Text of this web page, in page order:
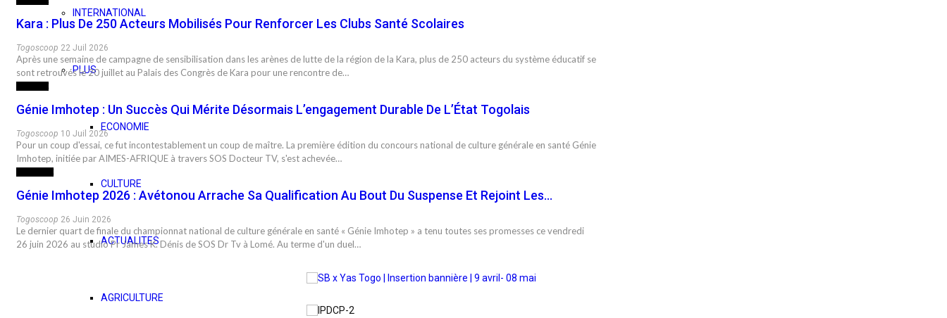
INTERNATIONAL
PLUS
ECONOMIE
CULTURE
ACTUALITES
AGRICULTURE
Kara : Plus De 250 Acteurs Mobilisés Pour Renforcer Les Clubs Santé Scolaires
Togoscoop 22 Juil 2026
Après une semaine de campagne de sensibilisation dans les arènes de lutte de la région de la Kara, plus de 250 acteurs du système éducatif se
sont retrouvés le 20 juillet au Palais des Congrès de Kara pour une rencontre de…
Génie Imhotep : Un Succès Qui Mérite Désormais L’engagement Durable De L’État Togolais
Togoscoop 10 Juil 2026
Pour un coup d'essai, ce fut incontestablement un coup de maître. La première édition du concours national de culture générale en santé Génie
Imhotep, initiée par AIMES-AFRIQUE à travers SOS Docteur TV, s'est achevée…
Génie Imhotep 2026 : Avétonou Arrache Sa Qualification Au Bout Du Suspense Et Rejoint Les…
Togoscoop 26 Juin 2026
Le dernier quart de finale du championnat national de culture générale en santé « Génie Imhotep » a tenu toutes ses promesses ce vendredi
26 juin 2026 au studio Pr James K. Dénis de SOS Dr Tv à Lomé. Au terme d'un duel…